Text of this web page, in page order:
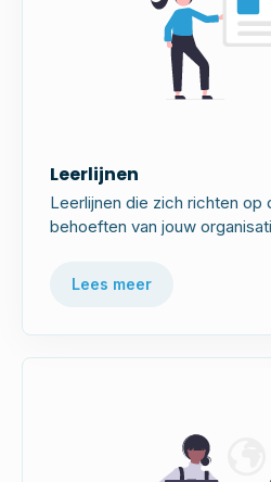
Leerlijnen
Leerlijnen die zich richten op
behoeften van jouw
Lees meer